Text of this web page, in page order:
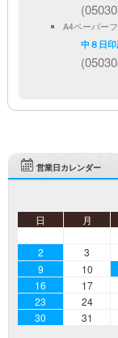
A4ペーパー
中８日
営業日カレンダー
日 月
2
3
9 10
16
17
23
24
30
31